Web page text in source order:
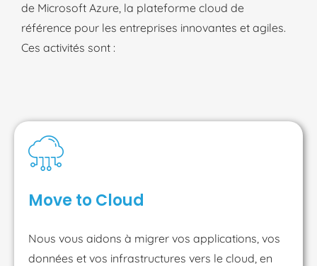
de Microsoft Azure, la plateforme cloud de
référence pour les entreprises innovantes et agiles.
Ces activités sont :
Move to Cloud
Nous vous aidons à migrer vos applications, vos
données et vos infrastructures vers le cloud, en